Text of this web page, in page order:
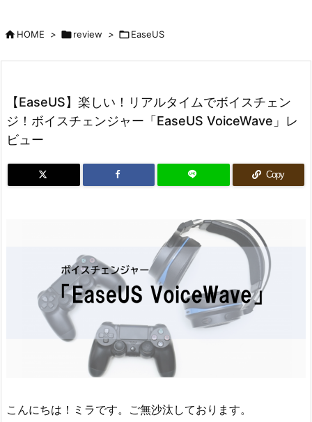
HOME > review > EaseUS
【EaseUS】楽しい！リアルタイムでボイスチェン
ジ！ボイスチェンジャー「EaseUS VoiceWave」レ
ビュー
Copy
こんにちは！ミラです。ご無沙汰しております。